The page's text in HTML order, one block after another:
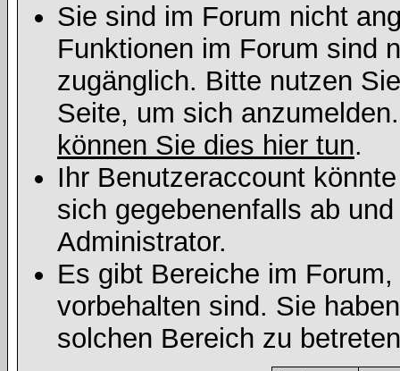
Sie sind im Forum nicht
Funktionen im Forum sind
zugänglich. Bitte nutzen
Seite, um sich
können Sie dies hier tun.
Ihr Benutzeraccount
sich gegebenenfalls ab
Administrator.
Es gibt Bereiche im
vorbehalten sind. Sie
solchen Bereich zu